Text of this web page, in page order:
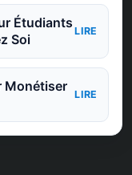
Étudiants
Soi
LIRE
Monétiser
LIRE